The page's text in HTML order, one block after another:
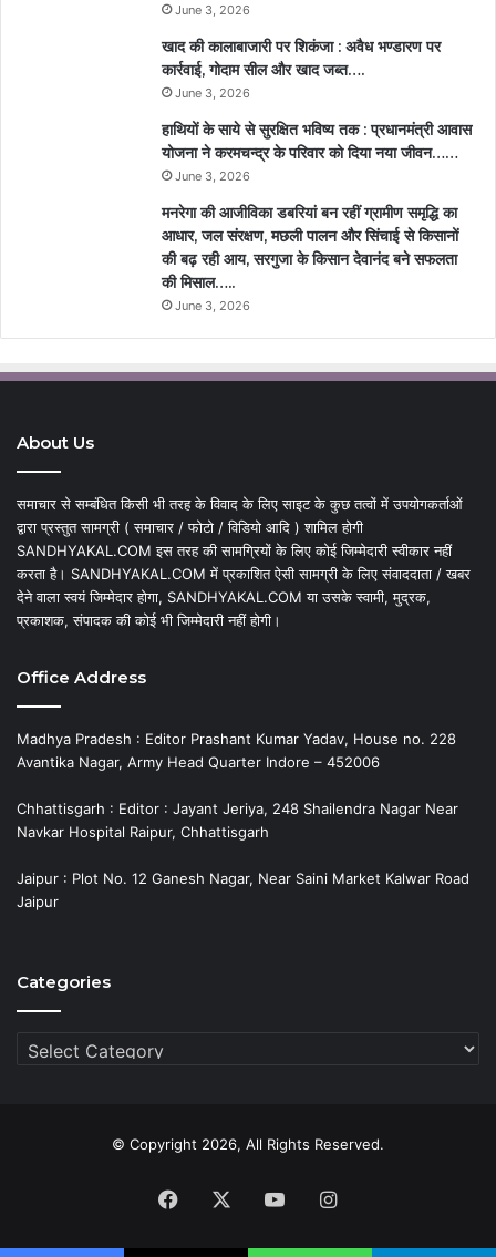
June 3, 2026
खाद की कालाबाजारी पर शिकंजा : अवैध भण्डारण पर
कार्रवाई, गोदाम सील और खाद जब्त….
June 3, 2026
हाथियों के साये से सुरक्षित भविष्य तक : प्रधानमंत्री आवास
योजना ने करमचन्द्र के परिवार को दिया नया जीवन……
June 3, 2026
मनरेगा की आजीविका डबरियां बन रहीं ग्रामीण समृद्धि का
आधार, जल संरक्षण, मछली पालन और सिंचाई से किसानों
की बढ़ रही आय, सरगुजा के किसान देवानंद बने सफलता
की मिसाल…..
June 3, 2026
About Us
समाचार से सम्बंधित किसी भी तरह के विवाद के लिए साइट के कुछ तत्वों में उपयोगकर्ताओं
द्वारा प्रस्तुत सामग्री ( समाचार / फोटो / विडियो आदि ) शामिल होगी
SANDHYAKAL.COM इस तरह की सामग्रियों के लिए कोई जिम्मेदारी स्वीकार नहीं
करता है। SANDHYAKAL.COM में प्रकाशित ऐसी सामग्री के लिए संवाददाता / खबर
देने वाला स्वयं जिम्मेदार होगा, SANDHYAKAL.COM या उसके स्वामी, मुद्रक,
प्रकाशक, संपादक की कोई भी जिम्मेदारी नहीं होगी।
Office Address
Madhya Pradesh : Editor Prashant Kumar Yadav, House no. 228
Avantika Nagar, Army Head Quarter Indore – 452006
Chhattisgarh : Editor : Jayant Jeriya, 248 Shailendra Nagar Near
Navkar Hospital Raipur, Chhattisgarh
Jaipur : Plot No. 12 Ganesh Nagar, Near Saini Market Kalwar Road
Jaipur
Categories
Categories
© Copyright 2026, All Rights Reserved.
Facebook YouTubeInstagram